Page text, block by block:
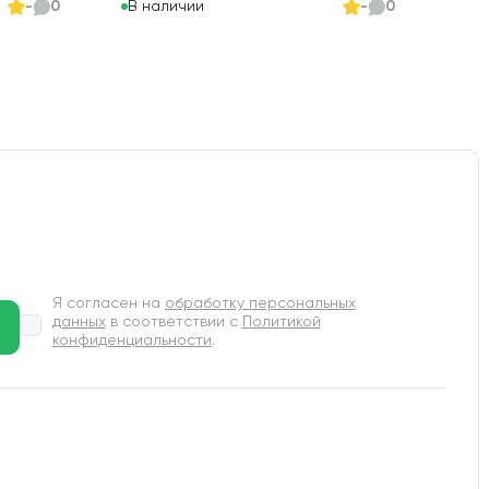
- 0 В наличии - 0
Я согласен на обработку персональных
данныхв соответствии с
Политикой
конфиденциальности.